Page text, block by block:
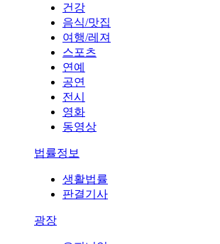
건강
음식/맛집
여행/레져
스포츠
연예
공연
전시
영화
동영상
법률정보
생활법률
판결기사
광장